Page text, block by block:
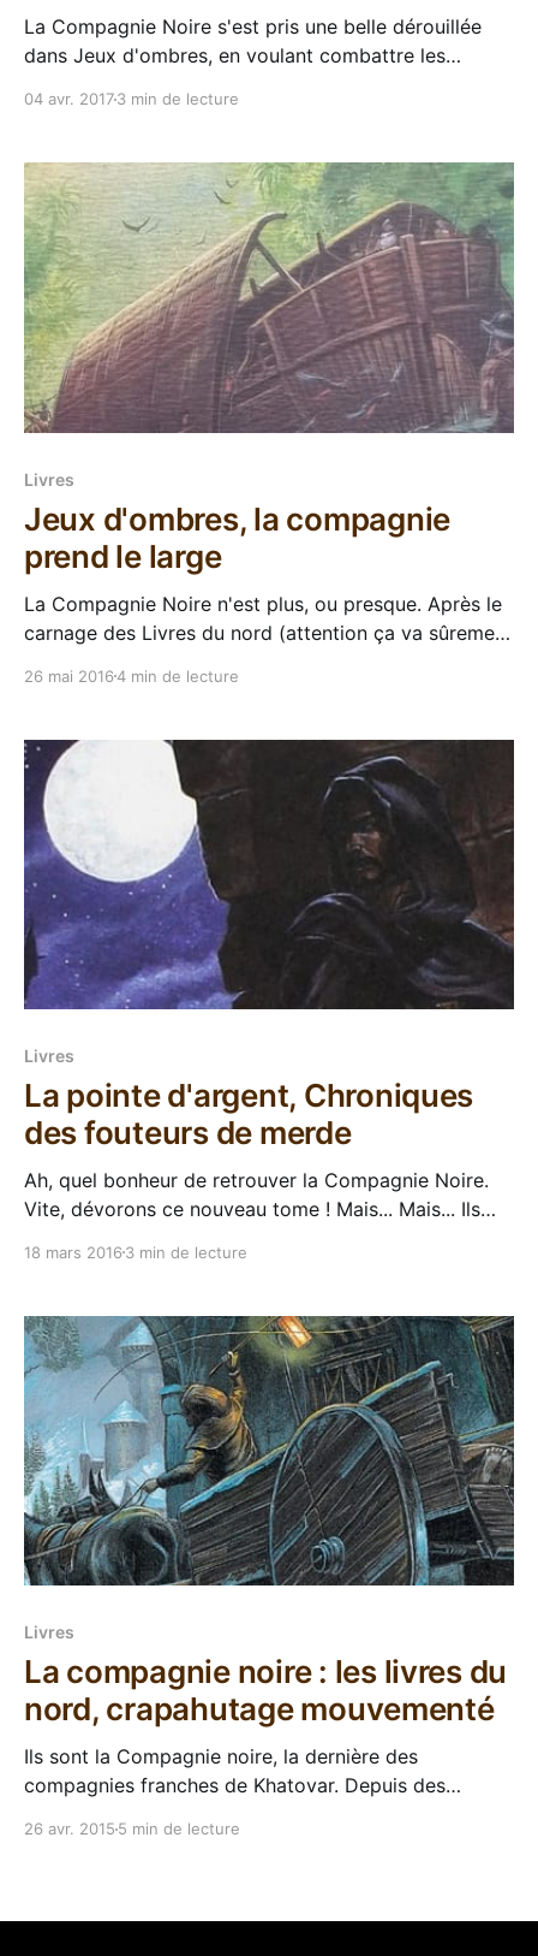
La Compagnie Noire s'est pris une belle dérouillée
dans Jeux d'ombres, en voulant combattre les
plus aucun signe
04 avr. 20173 min de lecture
Livres
Jeux d'ombres, la compagnie
prend le large
La Compagnie Noire n'est plus, ou presque. Après le
carnage des Livres du nord (attention ça va sûrement
plus que sept sous le commandement d'un Toubib
Il est temps
26 mai 20164 min de lecture
Livres
La pointe d'argent, Chroniques
des fouteurs de merde
Ah, quel bonheur de retrouver la Compagnie Noire.
Vite, dévorons ce nouveau tome ! Mais... Mais... Ils
La pointe d'argent est un spin-off de La Compagnie
18 mars 2016 3 min de lecture
Livres
La compagnie noire : les livres du
nord, crapahutage mouvementé
Ils sont la Compagnie noire, la dernière des
compagnies franches de Khatovar. Depuis des
26 avr. 2015 5 min de lecture